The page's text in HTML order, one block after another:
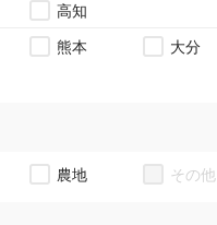
高知
熊本 大分
農地 その他